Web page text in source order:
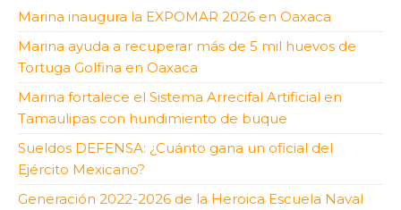
Marina inaugura la EXPOMAR 2026 en Oaxaca
Marina ayuda a recuperar más de 5 mil huevos de
Tortuga Golfina en Oaxaca
Marina fortalece el Sistema Arrecifal Artificial en
Tamaulipas con hundimiento de buque
Sueldos DEFENSA: ¿Cuánto gana un oficial del
Ejército Mexicano?
Generación 2022-2026 de la Heroica Escuela Naval